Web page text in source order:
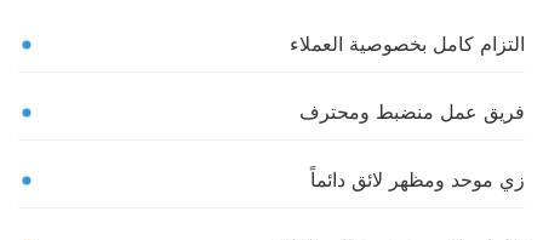
التزام كامل بخصوصية العملاء
فريق عمل منضبط ومحترف
زي موحد ومظهر لائق دائماً